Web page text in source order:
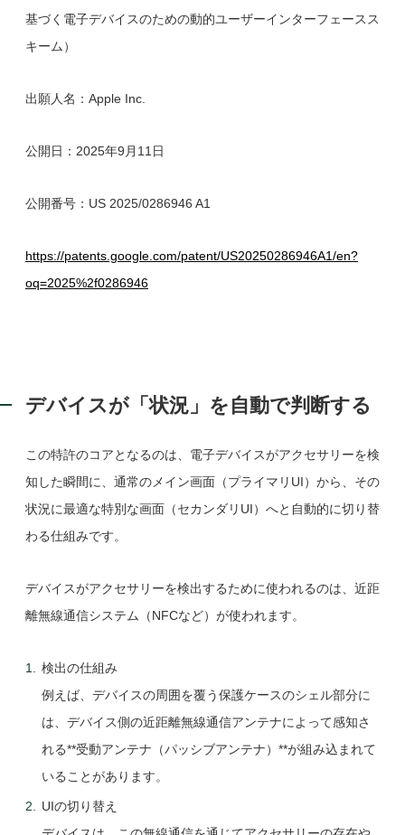
基づく電子デバイスのための動的ユーザーインターフェースス
キーム）
出願人名：Apple Inc.
公開日：2025年9月11日
公開番号：US 2025/0286946 A1
https://patents.google.com/patent/US20250286946A1/en?
oq=2025%2f0286946
デバイスが「状況」を自動で判断する
この特許のコアとなるのは、電子デバイスがアクセサリーを検
知した瞬間に、通常のメイン画面（プライマリUI）から、その
状況に最適な特別な画面（セカンダリUI）へと自動的に切り替
わる仕組みです。
デバイスがアクセサリーを検出するために使われるのは、近距
離無線通信システム（NFCなど）が使われます。
検出の仕組み
例えば、デバイスの周囲を覆う保護ケースのシェル部分に
は、デバイス側の近距離無線通信アンテナによって感知さ
れる**受動アンテナ（パッシブアンテナ）**が組み込まれて
いることがあります。
UIの切り替え